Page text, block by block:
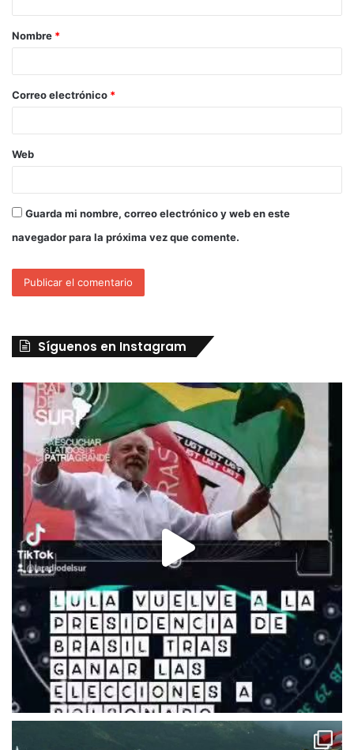
Nombre *
Correo electrónico *
Web
Guarda mi nombre, correo electrónico y web en este
navegador para la próxima vez que comente.
Síguenos en Instagram